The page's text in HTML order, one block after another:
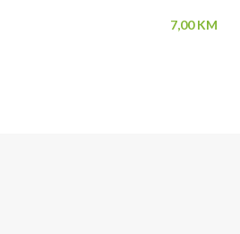
7,00KM